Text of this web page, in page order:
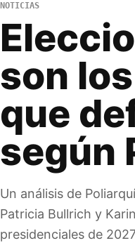
NOTICIAS
son
que
según
Un análisis de
Patricia Bullrich y
presidenciales de